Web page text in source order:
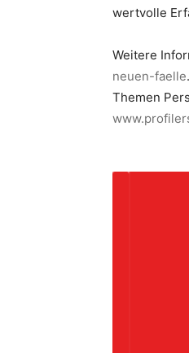
wertvolle
Weitere
neuen-faelle
Themen